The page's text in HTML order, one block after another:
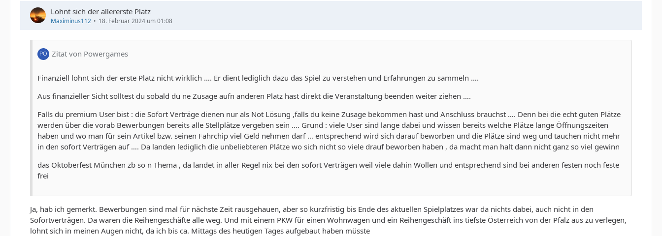
Lohnt sich der allererste Platz
Maximinus112 18. Februar 2024 um 01:08
Zitat von Powergames
Finanziell lohnt sich der erste Platz nicht wirklich …. Er dient lediglich dazu das Spiel zu verstehen und Erfahrungen zu sammeln ….
Aus finanzieller Sicht solltest du sobald du ne Zusage aufn anderen Platz hast direkt die Veranstaltung beenden weiter ziehen ….
Falls du premium User bist : die Sofort Verträge dienen nur als Not Lösung ,falls du keine Zusage bekommen hast und Anschluss brauchst …. Denn bei die echt guten Plätze
werden über die vorab Bewerbungen bereits alle Stellplätze vergeben sein …. Grund : viele User sind lange dabei und wissen bereits welche Plätze lange Öffnungszeiten
haben und wo man für sein Artikel bzw. seinen Fahrchip viel Geld nehmen darf … entsprechend wird sich darauf beworben und die Plätze sind weg und tauchen nicht mehr
in den sofort Verträgen auf …. Da landen lediglich die unbeliebteren Plätze wo sich nicht so viele drauf beworben haben , da macht man halt dann nicht ganz so viel gewinn
das Oktoberfest München zb so n Thema , da landet in aller Regel nix bei den sofort Verträgen weil viele dahin Wollen und entsprechend sind bei anderen festen noch feste
frei
Ja, hab ich gemerkt. Bewerbungen sind mal für nächste Zeit rausgehauen, aber so kurzfristig bis Ende des aktuellen Spielplatzes war da nichts dabei, auch nicht in den
Sofortverträgen. Da waren die Reihengeschäfte alle weg. Und mit einem PKW für einen Wohnwagen und ein Reihengeschäft ins tiefste Österreich von der Pfalz aus zu verlegen,
lohnt sich in meinen Augen nicht, da ich bis ca. Mittags des heutigen Tages aufgebaut haben müsste